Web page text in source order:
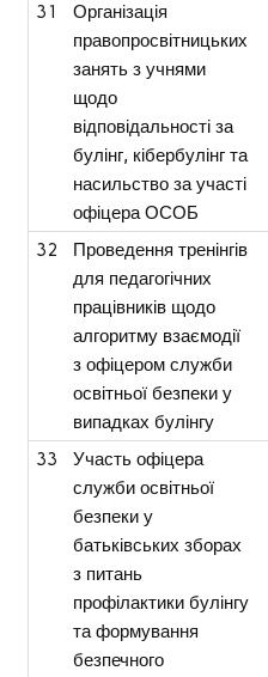
31
Організація
правопросвітницьких
занять з учнями
щодо
відповідальності за
булінг, кібербулінг та
насильство за участі
офіцера ОСОБ
32
Проведення тренінгів
для педагогічних
працівників щодо
алгоритму взаємодії
з офіцером служби
освітньої безпеки у
випадках булінгу
33
Участь офіцера
служби освітньої
безпеки у
батьківських зборах
з питань
профілактики булінгу
та формування
безпечного